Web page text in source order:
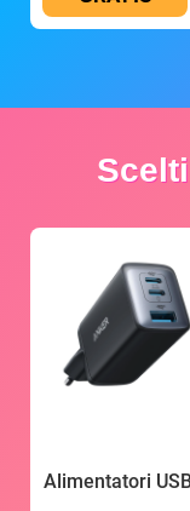
Alimentatori